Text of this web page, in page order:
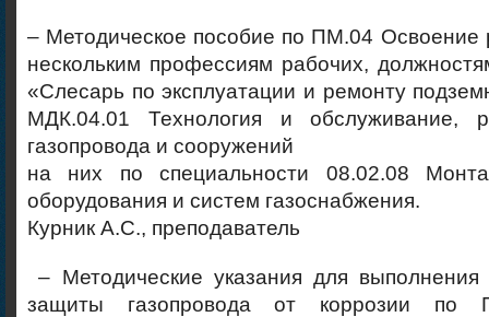
– Методическое пособие по ПМ.04 Освоение
нескольким профессиям рабочих,
«Слесарь по эксплуатации и ремонту
МДК.04.01 Технология и обслуживание,
газопровода и сооружений
на них по специальности 08.02.08
оборудования и систем газоснабжения.
Курник А.С., преподаватель
– Методические указания для выполнения
защиты газопровода от коррозии по